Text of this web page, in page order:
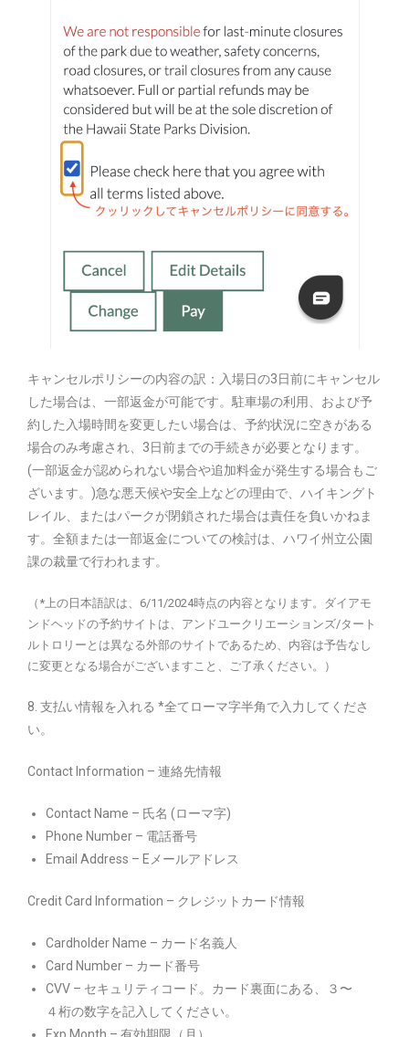
キャンセルポリシーの内容の訳：入場日の3日前にキャンセル
した場合は、一部返金が可能です。駐車場の利用、および予
約した入場時間を変更したい場合は、予約状況に空きがある
場合のみ考慮され、3日前までの手続きが必要となります。
(一部返金が認められない場合や追加料金が発生する場合もご
ざいます。)急な悪天候や安全上などの理由で、ハイキングト
レイル、またはパークが閉鎖された場合は責任を負いかねま
す。全額または一部返金についての検討は、ハワイ州立公園
課の裁量で行われます。
（*上の日本語訳は、6/11/2024時点の内容となります。ダイアモ
ンドヘッドの予約サイトは、アンドユークリエーションズ/タート
ルトロリーとは異なる外部のサイトであるため、内容は予告なし
に変更となる場合がございますこと、ご了承ください。）
8. 支払い情報を入れる *全てローマ字半角で入力してくださ
い。
Contact Information – 連絡先情報
Contact Name – 氏名 (ローマ字)
Phone Number – 電話番号
Email Address – Eメールアドレス
Credit Card Information – クレジットカード情報
Cardholder Name – カード名義人
Card Number – カード番号
CVV – セキュリティコード。カード裏面にある、３〜
４桁の数字を記入してください。